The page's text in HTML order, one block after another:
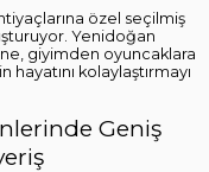
özel seçilmiş
Yenidoğan
giyimden oyuncaklara
kolaylaştırmayı
Geniş